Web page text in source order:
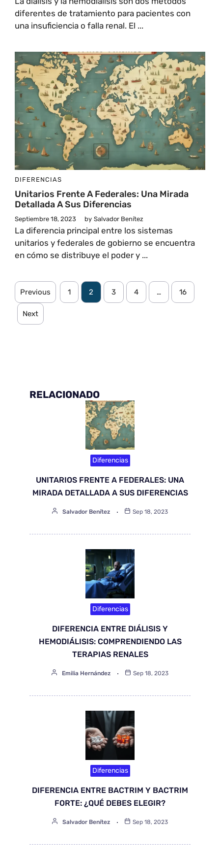
diferentes de tratamiento para pacientes con
una insuficiencia o falla renal. El ...
DIFERENCIAS
Unitarios Frente A Federales: Una Mirada
Detallada A Sus Diferencias
Septiembre 18, 2023 by Salvador Benítez
La diferencia principal entre los sistemas
unitarios y federales de gobierno se encuentra
en cómo se distribuye el poder y ...
Previous 1 2 3 4 … 16
Next
RELACIONADO
Diferencias
UNITARIOS FRENTE A FEDERALES: UNA
MIRADA DETALLADA A SUS DIFERENCIAS
Salvador Benítez Sep 18, 2023
Diferencias
DIFERENCIA ENTRE DIÁLISIS Y
HEMODIÁLISIS: COMPRENDIENDO LAS
TERAPIAS RENALES
Emilia Hernández Sep 18, 2023
Diferencias
DIFERENCIA ENTRE BACTRIM Y BACTRIM
FORTE: ¿QUÉ DEBES ELEGIR?
Salvador Benítez Sep 18, 2023